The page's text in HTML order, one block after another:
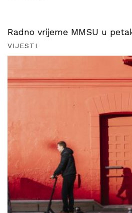
Radno vrijeme MMSU u
VIJESTI